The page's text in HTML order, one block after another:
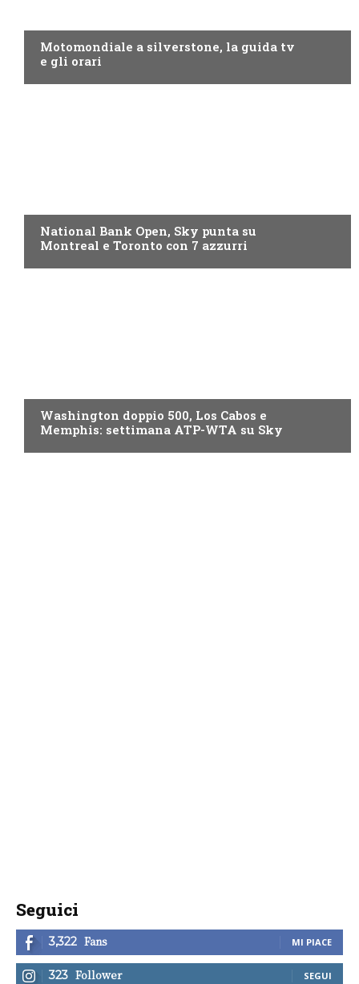
Motomondiale a silverstone, la guida tv
e gli orari
National Bank Open, Sky punta su
Montreal e Toronto con 7 azzurri
Washington doppio 500, Los Cabos e
Memphis: settimana ATP-WTA su Sky
Seguici
3,322 Fans MI PIACE
323 Follower SEGUI